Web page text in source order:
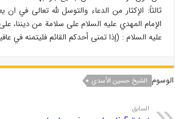
ثالثاً: الإكثار من الدعاء والتوسل لله تعالى في
الإمام المهدي عليه السلام على سلامة من ديننا،
عليه السلام : (إذا تمنى أحدكم القائم فليتمنه في
الوسوم الشيخ حسين الأسدي
السابق